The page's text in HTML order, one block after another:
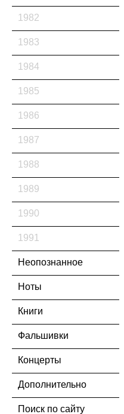
1982
1983
1984
1985
1986
1987
1988
1989
1990
1991
Неопознанное
Ноты
Книги
Фальшивки
Концерты
Дополнительно
Поиск по сайту